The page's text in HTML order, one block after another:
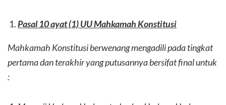
Pasal 10 ayat (1) UU Mahkamah Konstitusi
Mahkamah Konstitusi berwenang mengadili pada tingkat
pertama dan terakhir yang putusannya bersifat final untuk
: